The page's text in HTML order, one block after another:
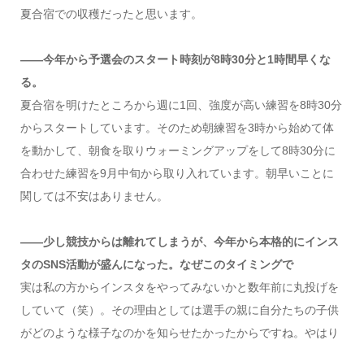
夏合宿での収穫だったと思います。
――今年から予選会のスタート時刻が8時30分と1時間早くな
る。
夏合宿を明けたところから週に1回、強度が高い練習を8時30分
からスタートしています。そのため朝練習を3時から始めて体
を動かして、朝食を取りウォーミングアップをして8時30分に
合わせた練習を9月中旬から取り入れています。朝早いことに
関しては不安はありません。
――少し競技からは離れてしまうが、今年から本格的にインス
タのSNS活動が盛んになった。なぜこのタイミングで
実は私の方からインスタをやってみないかと数年前に丸投げを
していて（笑）。その理由としては選手の親に自分たちの子供
がどのような様子なのかを知らせたかったからですね。やはり